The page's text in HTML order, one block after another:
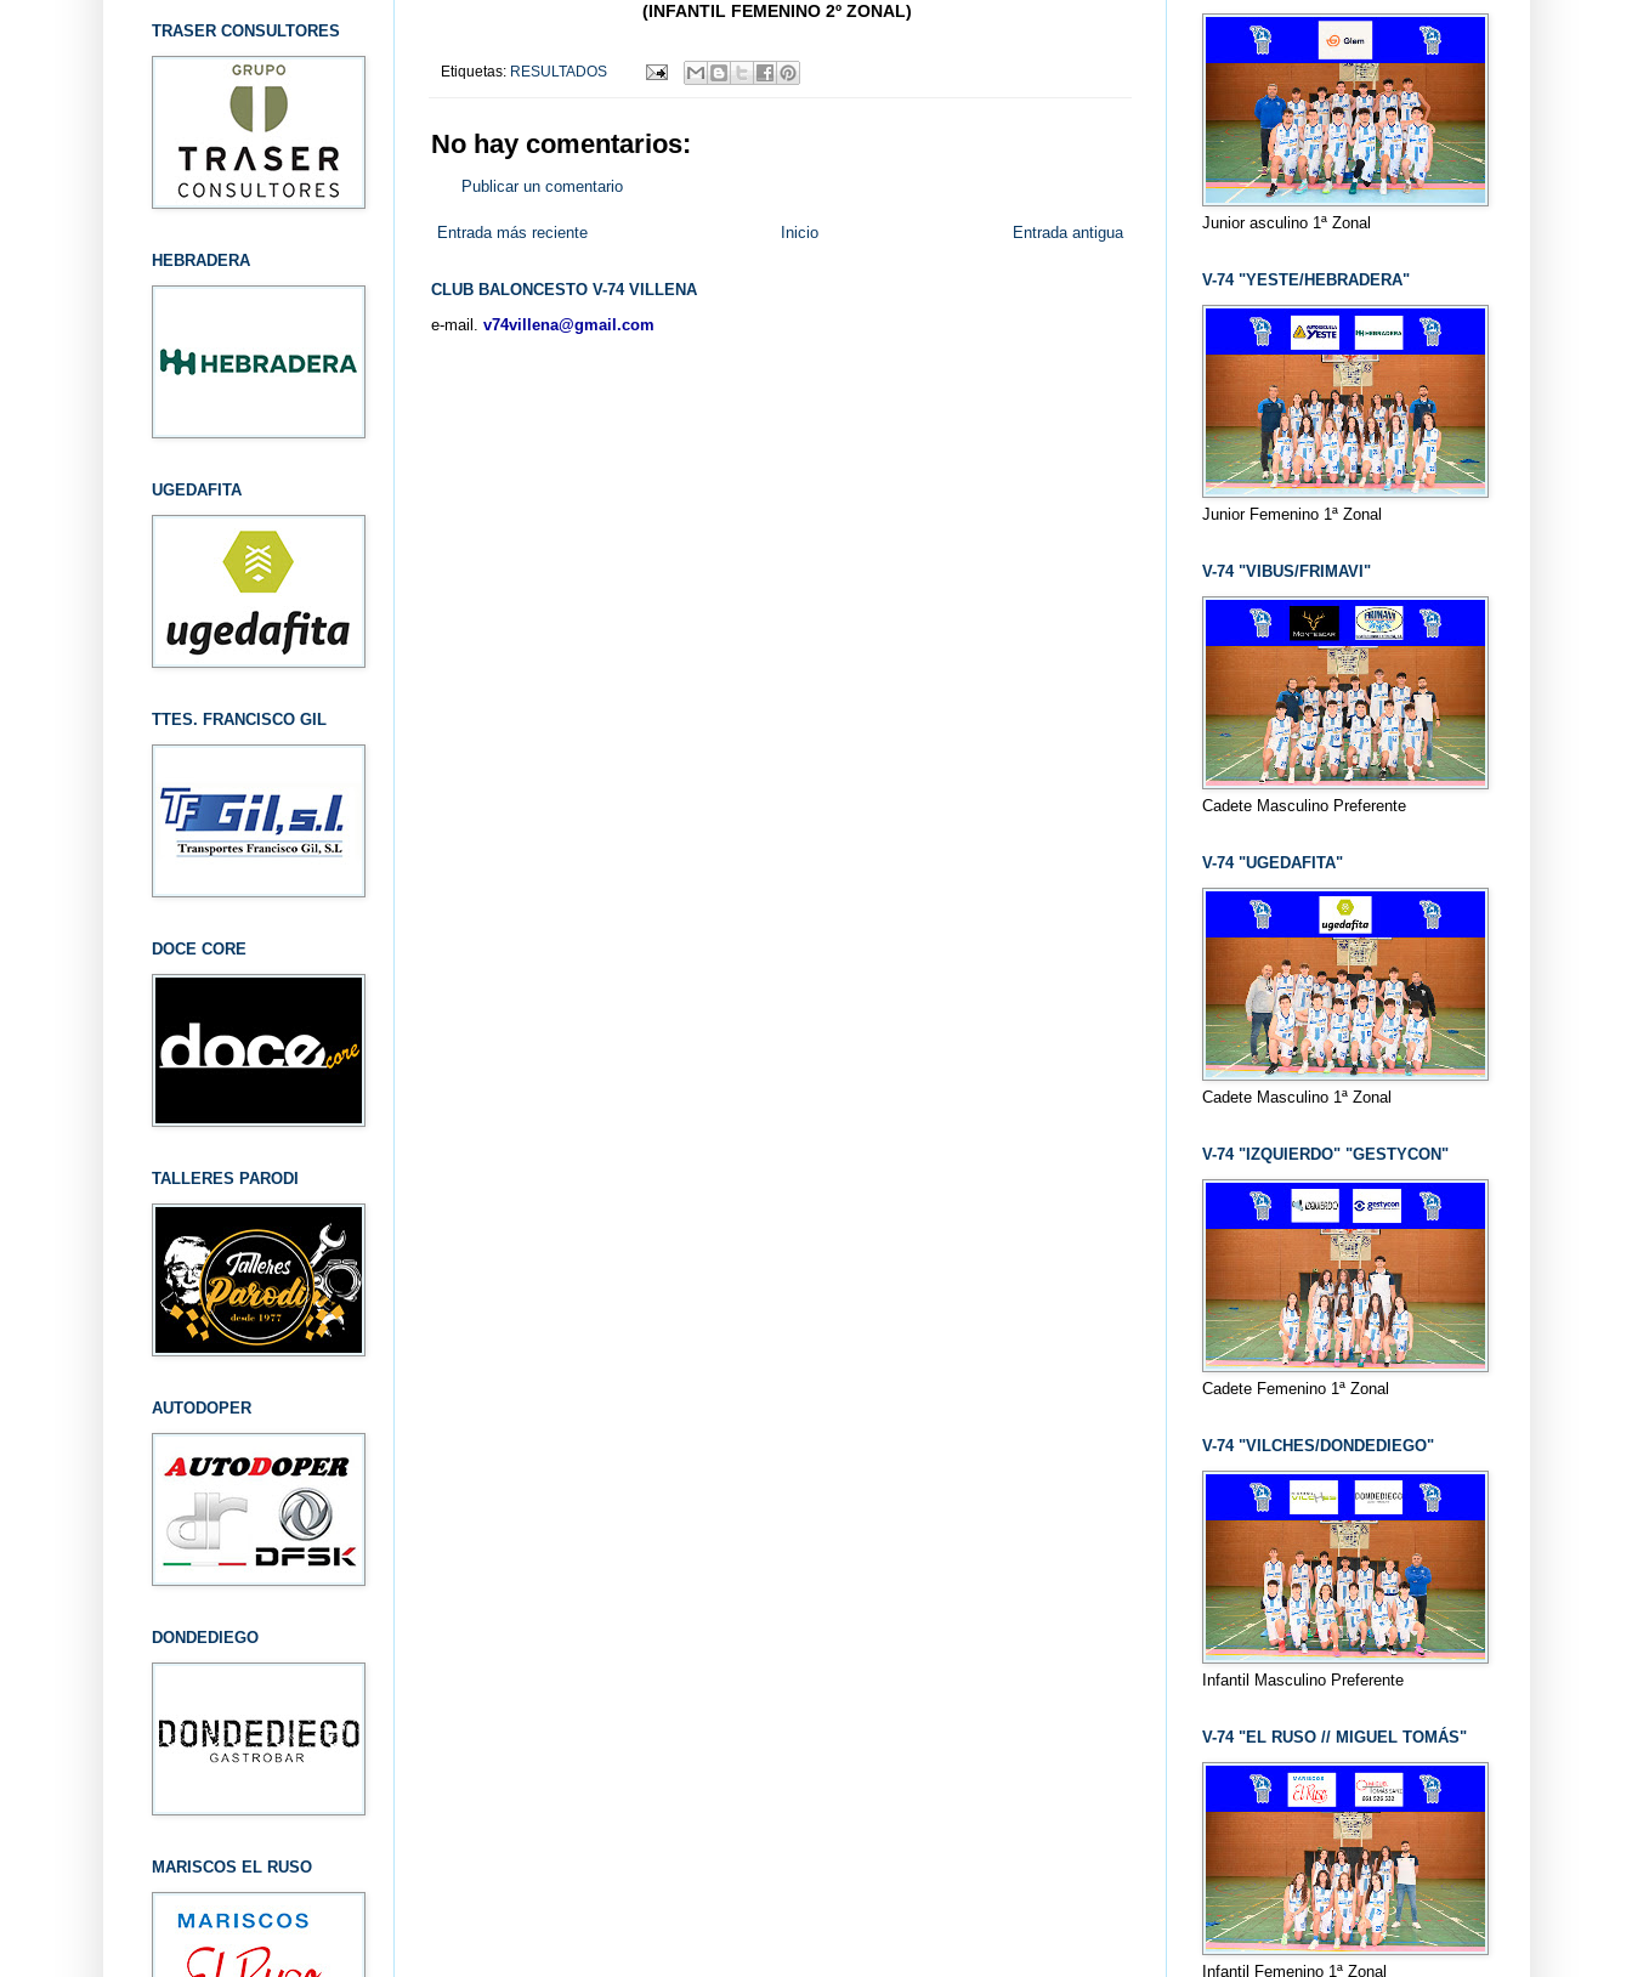
(INFANTIL FEMENINO 2º ZONAL)
Etiquetas: RESULTADOS
No hay comentarios:
Publicar un comentario
Entrada más reciente Entrada antigua
Inicio
CLUB BALONCESTO V-74 VILLENA
e-mail. v74villena@gmail.com
TRASER CONSULTORES
HEBRADERA
UGEDAFITA
TTES. FRANCISCO GIL
DOCE CORE
TALLERES PARODI
AUTODOPER
DONDEDIEGO
MARISCOS EL RUSO
Junior asculino 1ª Zonal
V-74 "YESTE/HEBRADERA"
Junior Femenino 1ª Zonal
V-74 "VIBUS/FRIMAVI"
Cadete Masculino Preferente
V-74 "UGEDAFITA"
Cadete Masculino 1ª Zonal
V-74 "IZQUIERDO" "GESTYCON"
Cadete Femenino 1ª Zonal
V-74 "VILCHES/DONDEDIEGO"
Infantil Masculino Preferente
V-74 "EL RUSO // MIGUEL TOMÁS"
Infantil Femenino 1ª Zonal